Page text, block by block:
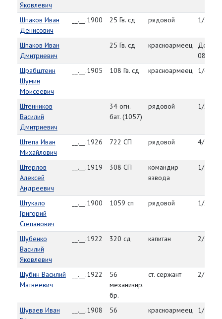
Яковлевич
Шпаков Иван
Денисович
__.__.1900 25 Гв. сд рядовой 1/28/45
Шпаков Иван
Дмитриевич
25 Гв. сд красноармеец
До
Шрабштеин
Шумин
Моисеевич
__.__.1905 108 Гв. сд красноармеец 1/4/45
Штенников
Василий
Дмитриевич
34 огн.
бат. (1057)
рядовой 1/26/45
Штепа Иван
Михайлович
__.__.1926 722 СП рядовой 4/1/45
Штерлов
Алексей
Андреевич
__.__.1919 308 СП
командир
взвода
1/17/45
Штукало
Григорий
Степанович
__.__.1900 1059 сп рядовой 1/2/45
Шубенко
Василий
Яковлевич
__.__.1922 320 сд капитан 2/10/45
Шубин Василий
Матвеевич
__.__.1922
56
механизир.
бр.
ст. сержант 2/17/45
Шуваев Иван
__.__.1908
56
красноармеец 1/31/45